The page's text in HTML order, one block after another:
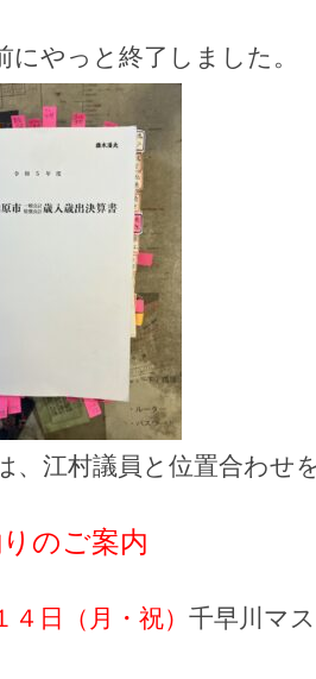
にやっと終了しました。
、江村議員と位置合わせ
のご案内
４日（月・祝） 千早川マ